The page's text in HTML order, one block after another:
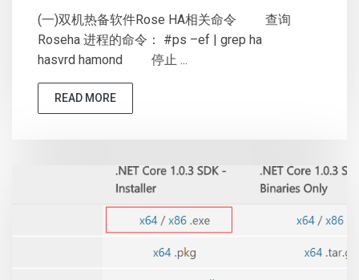
(一)双机热备软件Rose HA相关命令 查询
Roseha 进程的命令： #ps –ef | grep ha
hasvrd hamond 停止 ...
READ MORE